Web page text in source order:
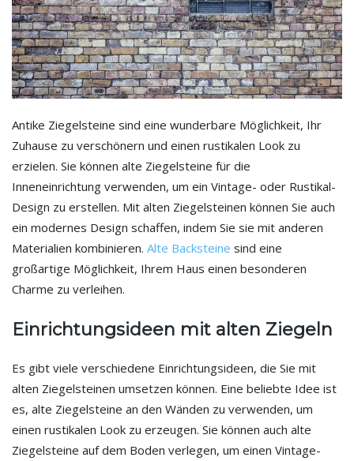
Antike Ziegelsteine sind eine wunderbare Möglichkeit, Ihr
Zuhause zu verschönern und einen rustikalen Look zu
erzielen. Sie können alte Ziegelsteine für die
Inneneinrichtung verwenden, um ein Vintage- oder Rustikal-
Design zu erstellen. Mit alten Ziegelsteinen können Sie auch
ein modernes Design schaffen, indem Sie sie mit anderen
Materialien kombinieren. Alte Backsteine sind eine
großartige Möglichkeit, Ihrem Haus einen besonderen
Charme zu verleihen.
Einrichtungsideen mit alten Ziegeln
Es gibt viele verschiedene Einrichtungsideen, die Sie mit
alten Ziegelsteinen umsetzen können. Eine beliebte Idee ist
es, alte Ziegelsteine an den Wänden zu verwenden, um
einen rustikalen Look zu erzeugen. Sie können auch alte
Ziegelsteine auf dem Boden verlegen, um einen Vintage-